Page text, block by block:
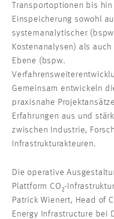
Transportoptionen bis hin
Einspeicherung sowohl
systemanalytischer
Kostenanalysen) als
Ebene (bspw.
Gemeinsam entwickeln
praxisnahe
Erfahrungen aus und
zwischen Industrie,
Infrastrukturakteuren.
Die operative
Plattform CO₂-
Patrick Wienert, Head of
Energy Infrastructure bei